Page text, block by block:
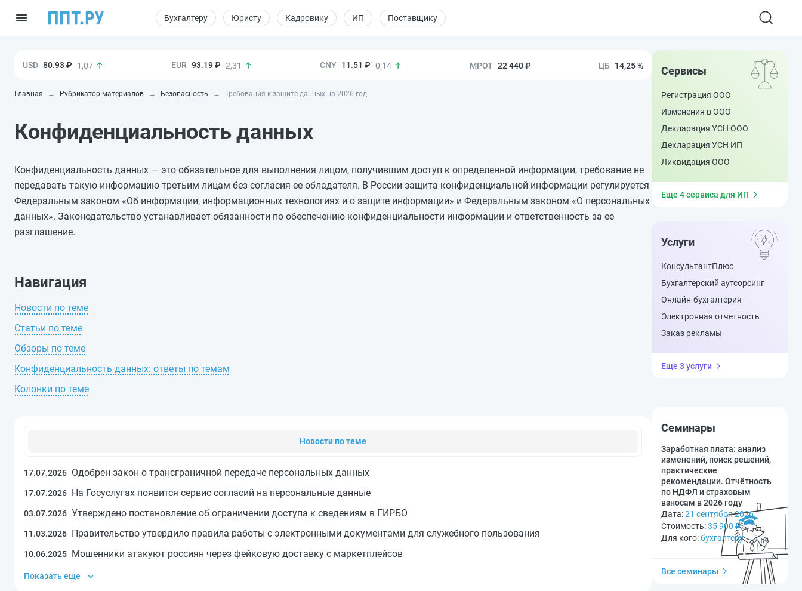
Бухгалтеру Юристу Кадровику ИП Поставщику
80.93 ₽ 1,07 93.19 ₽ 2,31 11.51 ₽ 0,14 22 440 ₽ 14,25 %
Главная Рубрикатор материалов Безопасность Требования к защите данных на 2026 год
Конфиденциальность данных
Конфиденциальность данных — это обязательное для выполнения лицом, получившим доступ к определенной информации, требование не
передавать такую информацию третьим лицам без согласия ее обладателя. В России защита конфиденциальной информации регулируется
Федеральным законом «Об информации, информационных технологиях и о защите информации» и Федеральным законом «О персональных
данных». Законодательство устанавливает обязанности по обеспечению конфиденциальности информации и ответственность за ее
разглашение.
Новости по теме
17.07.2026 Одобрен закон о трансграничной передаче персональных данных
17.07.2026 На Госуслугах появится сервис согласий на персональные данные
03.07.2026 Утверждено постановление об ограничении доступа к сведениям в ГИРБО
11.03.2026 Правительство утвердило правила работы с электронными документами для служебного пользования
10.06.2025 Мошенники атакуют россиян через фейковую доставку с маркетплейсов
Показать еще
Навигация
Новости по теме
Статьи по теме
Обзоры по теме
Конфиденциальность данных: ответы по темам
Колонки по теме
Сервисы
Регистрация ООО
Изменения в ООО
Декларация УСН ООО
Декларация УСН ИП
Ликвидация ООО
Еще 4 сервиса для ИП
Услуги
КонсультантПлюс
Бухгалтерский аутсорсинг
Онлайн-бухгалтерия
Электронная отчетность
Заказ рекламы
Еще 3 услуги
Семинары
Заработная плата: анализ
изменений, поиск решений,
практические
рекомендации. Отчётность
по НДФЛ и страховым
взносам в 2026 году
Дата:21 сентября 2026
Стоимость:35 900 ₽
Для кого:бухгалтеру
Все семинары